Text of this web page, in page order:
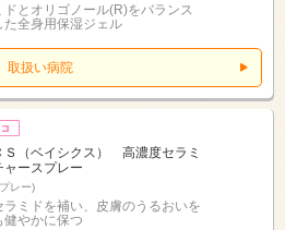
ドとオリゴノール(R)をバランス
た全身用保湿ジェル
取扱い病院
Ｓ（ベイシクス） 高濃度セラミ
ャースプレー
レー)
ラミドを補い、皮膚のうるおいを
健やかに保つ